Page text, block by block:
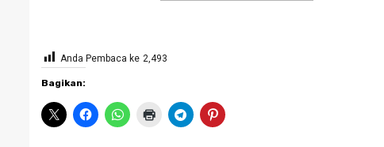
Anda Pembaca ke 2,493
Bagikan: